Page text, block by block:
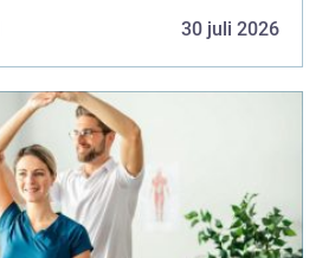
30 juli 2026